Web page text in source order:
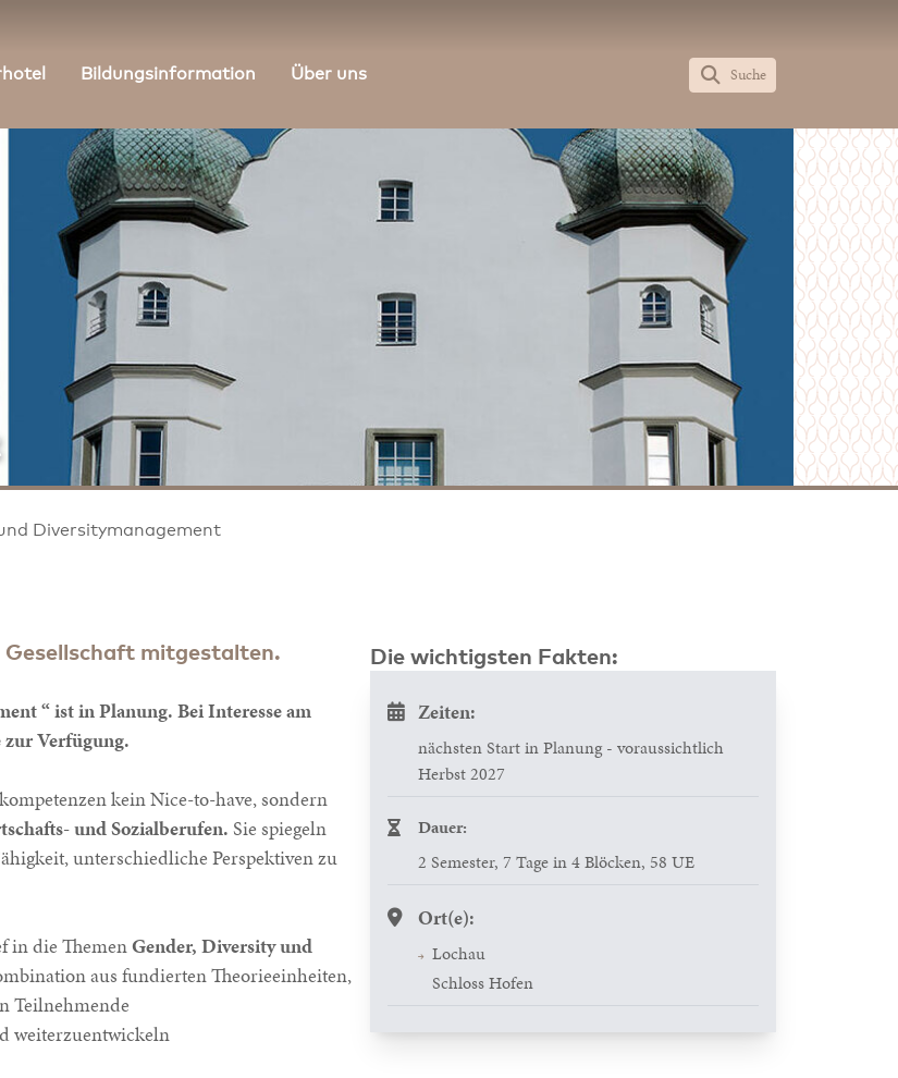
Bildungsinformation Über uns Suche
Diversitymanagement
mitgestalten.
“ ist in Planung. Bei Interesse am
zur Verfügung.
kein Nice-to-have, sondern
und Sozialberufen. Sie spiegeln
unterschiedliche Perspektiven zu
in die ThemenGender, Diversity und
aus fundierten Theorieeinheiten,
Teilnehmende
weiterzuentwickeln
Die wichtigsten Fakten:
Zeiten:
nächsten Start in Planung - voraussichtlich
Herbst 2027
Dauer:
2 Semester, 7 Tage in 4 Blöcken, 58 UE
Ort(e):
Lochau
Schloss Hofen